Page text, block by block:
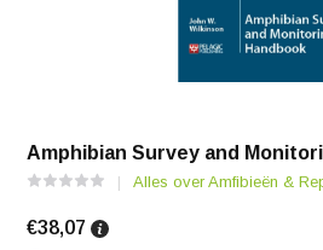
Amphibian Survey and
Alles over Amfibieën &
€38,07